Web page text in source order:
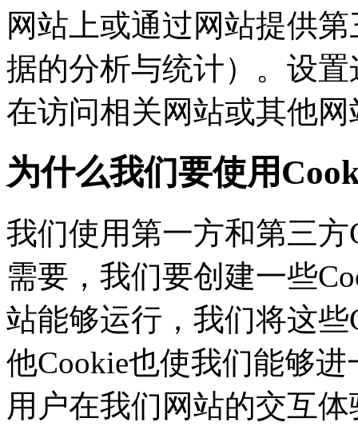
网站上或通过网站提供第
据的分析与统计）。设
在访问相关网站或其他
为什么我们要使用
我们使用第一方和第三
需要，我们要创建一
站能够运行，我们将这
他Cookie也使我们能够进
用户在我们网站的交互体